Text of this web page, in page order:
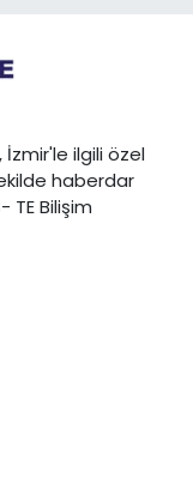
ilgili özel
haberdar
TE Bilişim